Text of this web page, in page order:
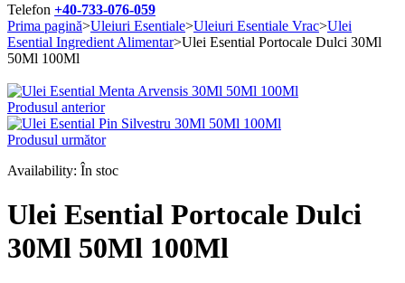
Telefon +40-733-076-059
Prima pagină>Uleiuri Esentiale>Uleiuri Esentiale Vrac>Ulei
Esential Ingredient Alimentar>Ulei Esential Portocale Dulci 30Ml
50Ml 100Ml
Produsul anterior
Produsul următor
Availability: În stoc
Ulei Esential Portocale Dulci
30Ml 50Ml 100Ml